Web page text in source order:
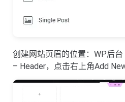
创建网站页眉的位置：WP后
– Header，点击右上角Add New